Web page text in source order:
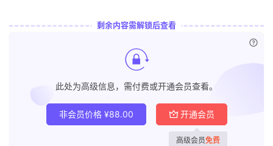
剩余内容需解锁后查看
此处为高级信息，需付费或开通会员查看。
非会员价格 ¥88.00 开通会员
高级会员免费